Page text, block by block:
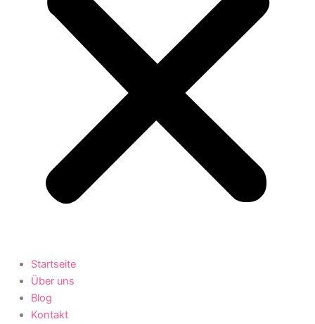
Startseite
Über uns
Blog
Kontakt